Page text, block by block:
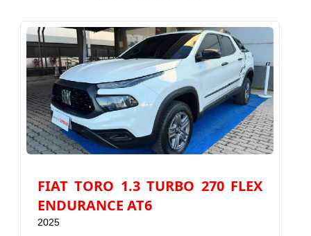
FIAT TORO 1.3 TURBO 270 FLEX
ENDURANCE AT6
2025